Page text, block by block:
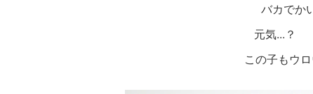
バカでか
元気...？
この子もウ